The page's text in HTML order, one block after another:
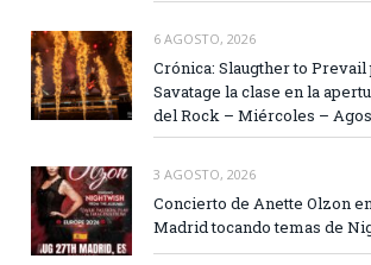
6 AGOSTO, 2026
Crónica: Slaugther to Prevail
Savatage la clase en la
del Rock – Miércoles –
3 AGOSTO, 2026
Concierto de Anette Olzon
Madrid tocando temas de